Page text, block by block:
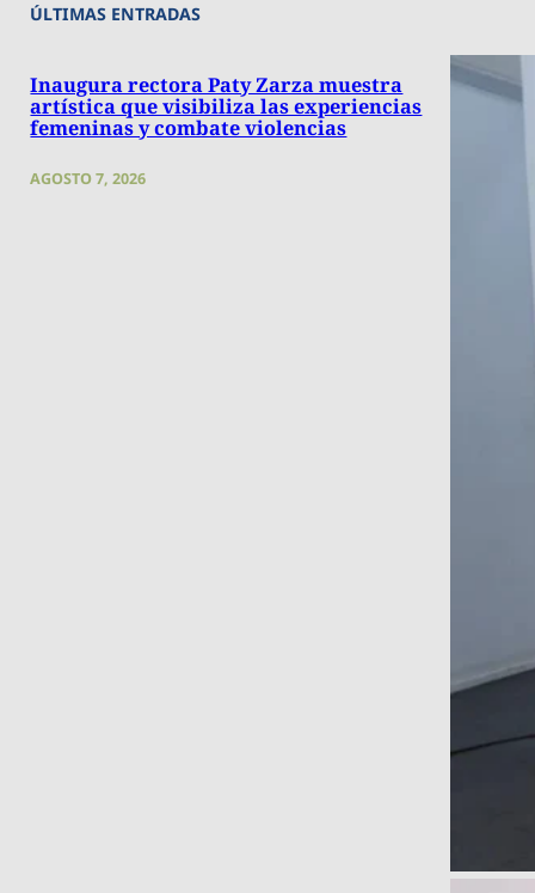
ÚLTIMAS ENTRADAS
Inaugura rectora Paty Zarza muestra
artística que visibiliza las experiencias
femeninas y combate violencias
AGOSTO 7, 2026